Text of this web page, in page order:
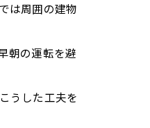
は周囲の建物
朝の運転を避
うした工夫を